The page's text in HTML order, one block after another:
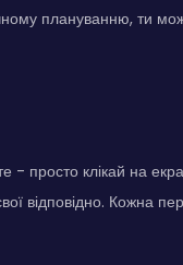
плануванню, ти
просто клікай на
відповідно. Кожна